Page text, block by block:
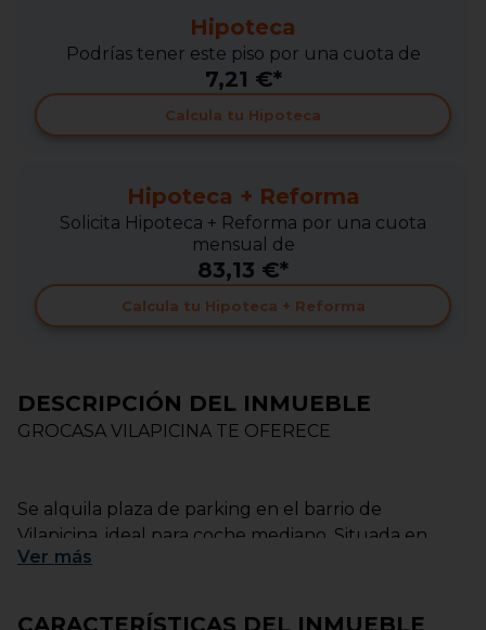
Hipoteca
Podrías tener este piso por una cuota de
7,21 €*
Calcula tu Hipoteca
Hipoteca + Reforma
Solicita Hipoteca + Reforma por una cuota
mensual de
83,13 €*
Calcula tu Hipoteca + Reforma
DESCRIPCIÓN DEL INMUEBLE
GROCASA VILAPICINA TE OFERECE
Se alquila plaza de parking en el barrio de
Vilapicina, ideal para coche mediano. Situada en
finca de fácil acceso, con puerta automática y
seguro, bien iluminado y con acceso las 24 horas.
Ver más
CARACTERÍSTICAS DEL INMUEBLE